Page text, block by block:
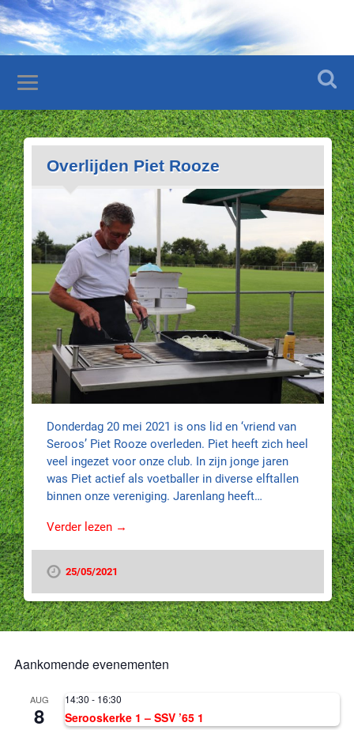
Overlijden Piet Rooze
Donderdag 20 mei 2021 is ons lid en ‘vriend van
Seroos’ Piet Rooze overleden. Piet heeft zich heel
veel ingezet voor onze club. In zijn jonge jaren
was Piet actief als voetballer in diverse elftallen
binnen onze vereniging. Jarenlang heeft…
Verder lezen →
25/05/2021
Aankomende evenementen
AUG
8
14:30 - 16:30
Serooskerke 1 – SSV ’65 1